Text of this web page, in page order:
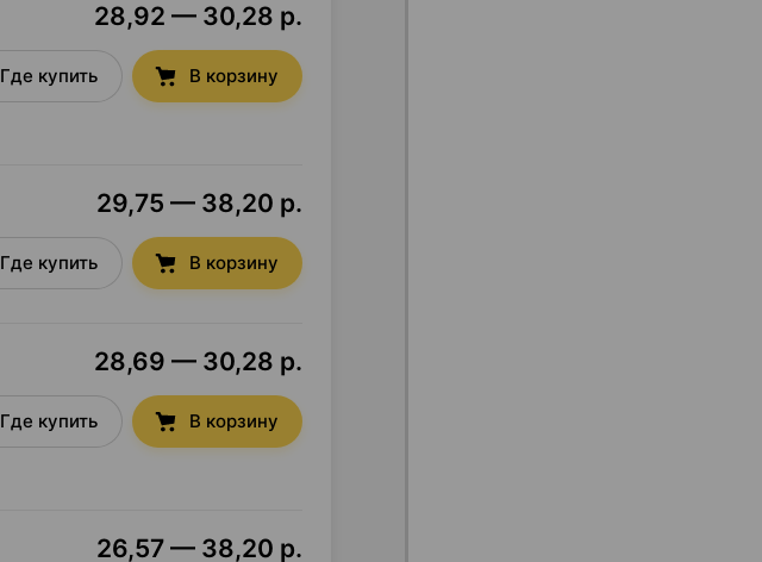
28,92 — 30,28 р.
Где купить В корзину
29,75 — 38,20 р.
Где купить В корзину
28,69 — 30,28 р.
Где купить В корзину
26,57 — 38,20 р.